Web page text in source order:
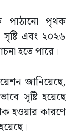
পাঠানো পৃথক
এবং ২০২৬
হতে পারে।
জানিয়েছে,
সৃষ্টি হয়েছে
হওয়ার কারণে